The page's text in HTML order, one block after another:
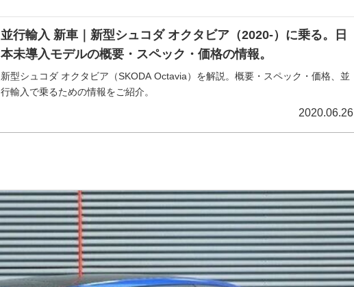
並行輸入 新車｜新型シュコダ オクタビア（2020-）に乗る。日
本未導入モデルの概要・スペック・価格の情報。
新型シュコダ オクタビア（SKODA Octavia）を解説。概要・スペック・価格、並
行輸入で乗るための情報をご紹介。
2020.06.26